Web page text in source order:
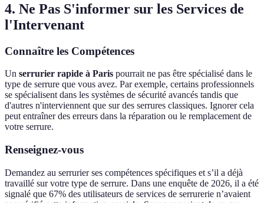
4. Ne Pas S'informer sur les Services de
l'Intervenant
Connaître les Compétences
Un serrurier rapide à Paris pourrait ne pas être spécialisé dans le
type de serrure que vous avez. Par exemple, certains professionnels
se spécialisent dans les systèmes de sécurité avancés tandis que
d'autres n'interviennent que sur des serrures classiques. Ignorer cela
peut entraîner des erreurs dans la réparation ou le remplacement de
votre serrure.
Renseignez-vous
Demandez au serrurier ses compétences spécifiques et s’il a déjà
travaillé sur votre type de serrure. Dans une enquête de 2026, il a été
signalé que 67% des utilisateurs de services de serrurerie n’avaient